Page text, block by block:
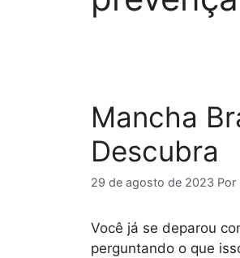
Mancha
Descubra
29 de agosto de 2023 Por
Você já se deparou
perguntando o que